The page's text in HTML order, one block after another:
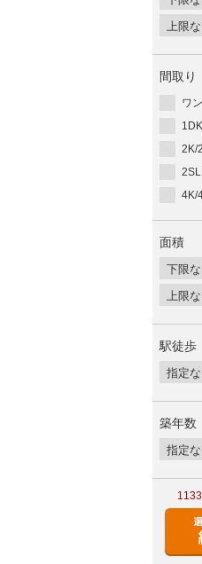
間取り
ワ
2K/
4K/
面積
駅徒歩
築年数